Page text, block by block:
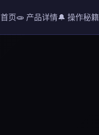
页🧫 产品详情🔔 操作秘籍